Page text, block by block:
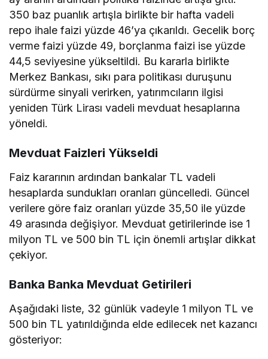
350 baz puanlık artışla birlikte bir hafta vadeli
repo ihale faizi yüzde 46’ya çıkarıldı. Gecelik borç
verme faizi yüzde 49, borçlanma faizi ise yüzde
44,5 seviyesine yükseltildi. Bu kararla birlikte
Merkez Bankası, sıkı para politikası duruşunu
sürdürme sinyali verirken, yatırımcıların ilgisi
yeniden Türk Lirası vadeli mevduat hesaplarına
yöneldi.
Mevduat Faizleri Yükseldi
Faiz kararının ardından bankalar TL vadeli
hesaplarda sundukları oranları güncelledi. Güncel
verilere göre faiz oranları yüzde 35,50 ile yüzde
49 arasında değişiyor. Mevduat getirilerinde ise 1
milyon TL ve 500 bin TL için önemli artışlar dikkat
çekiyor.
Banka Banka Mevduat Getirileri
Aşağıdaki liste, 32 günlük vadeyle 1 milyon TL ve
500 bin TL yatırıldığında elde edilecek net kazancı
gösteriyor: